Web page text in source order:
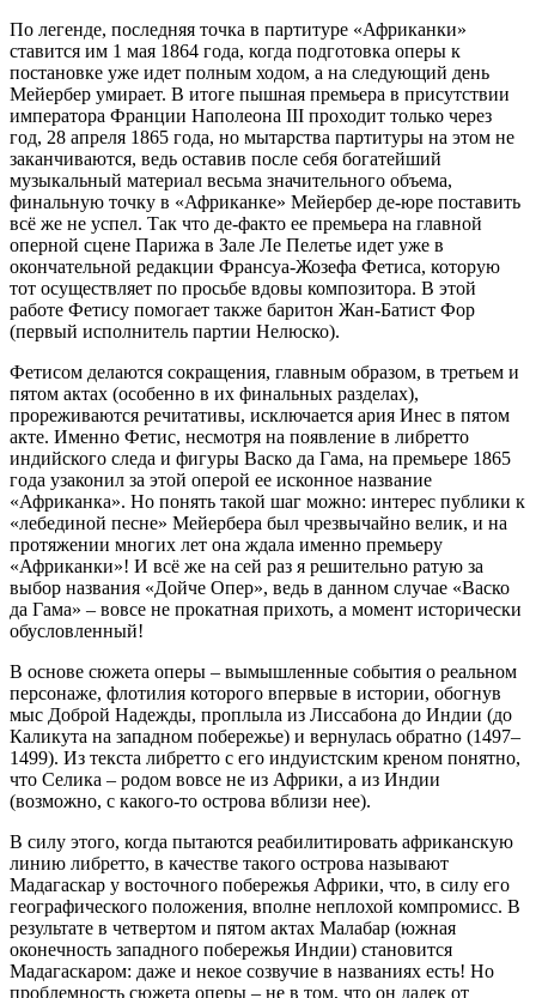
По легенде, последняя точка в партитуре «Африканки»
ставится им 1 мая 1864 года, когда подготовка оперы к
постановке уже идет полным ходом, а на следующий день
Мейербер умирает. В итоге пышная премьера в присутствии
императора Франции Наполеона III проходит только через
год, 28 апреля 1865 года, но мытарства партитуры на этом не
заканчиваются, ведь оставив после себя богатейший
музыкальный материал весьма значительного объема,
финальную точку в «Африканке» Мейербер де-юре поставить
всё же не успел. Так что де-факто ее премьера на главной
оперной сцене Парижа в Зале Ле Пелетье идет уже в
окончательной редакции Франсуа-Жозефа Фетиса, которую
тот осуществляет по просьбе вдовы композитора. В этой
работе Фетису помогает также баритон Жан-Батист Фор
(первый исполнитель партии Нелюско).
Фетисом делаются сокращения, главным образом, в третьем и
пятом актах (особенно в их финальных разделах),
прореживаются речитативы, исключается ария Инес в пятом
акте. Именно Фетис, несмотря на появление в либретто
индийского следа и фигуры Васко да Гама, на премьере 1865
года узаконил за этой оперой ее исконное название
«Африканка». Но понять такой шаг можно: интерес публики к
«лебединой песне» Мейербера был чрезвычайно велик, и на
протяжении многих лет она ждала именно премьеру
«Африканки»! И всё же на сей раз я решительно ратую за
выбор названия «Дойче Опер», ведь в данном случае «Васко
да Гама» – вовсе не прокатная прихоть, а момент исторически
обусловленный!
В основе сюжета оперы – вымышленные события о реальном
персонаже, флотилия которого впервые в истории, обогнув
мыс Доброй Надежды, проплыла из Лиссабона до Индии (до
Каликута на западном побережье) и вернулась обратно (1497–
1499). Из текста либретто с его индуистским креном понятно,
что Селика – родом вовсе не из Африки, а из Индии
(возможно, с какого-то острова вблизи нее).
В силу этого, когда пытаются реабилитировать африканскую
линию либретто, в качестве такого острова называют
Мадагаскар у восточного побережья Африки, что, в силу его
географического положения, вполне неплохой компромисс. В
результате в четвертом и пятом актах Малабар (южная
оконечность западного побережья Индии) становится
Мадагаскаром: даже и некое созвучие в названиях есть! Но
проблемность сюжета оперы – не в том, что он далек от